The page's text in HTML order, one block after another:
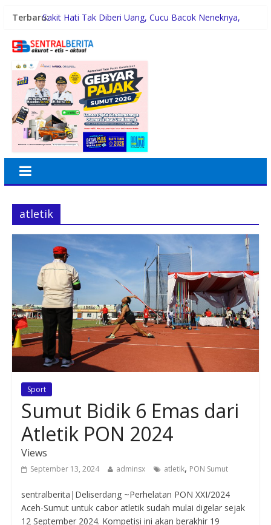
Terbaru:Sakit Hati Tak Diberi Uang, Cucu Bacok Neneknya,
Malam Minggu Bersama Warga Medan Tembung, Rico
Dayang Nan Tujuh Menggetarkan Gedung Kesenian
Jakarta
PTPN Group melalui PTPN IV Regional VII Dukung
Peningkatan Kompetensi Aparatur Perkebunan Lewat
Pelatihan Avenza Maps di Way Kanan
42 Wartawan Berlaga di Turnamen Catur GRIB Jaya
Labuhanbatu
atletik
Sport
Sumut Bidik 6 Emas dari
Atletik PON 2024
Views
September 13, 2024 adminsx atletik, PON Sumut
sentralberita|Deliserdang ~Perhelatan PON XXI/2024
Aceh-Sumut untuk cabor atletik sudah mulai digelar sejak
12 September 2024. Kompetisi ini akan berakhir 19